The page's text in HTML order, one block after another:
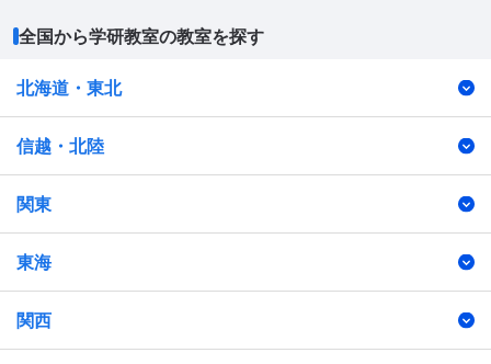
全国から学研教室の教室を探す
北海道・東北
信越・北陸
関東
東海
関西